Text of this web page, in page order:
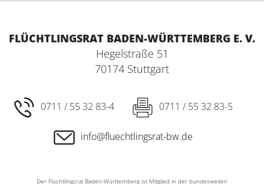
FLÜCHTLINGSRAT BADEN-WÜRTTEMBERG E. V.
Hegelstraße 51
70174 Stuttgart
0711 / 55 32 83-4 0711 / 55 32 83-5
info@fluechtlingsrat-bw.de
Der Flüchtlingsrat Baden-Württemberg ist Mitglied in der bundesweiten